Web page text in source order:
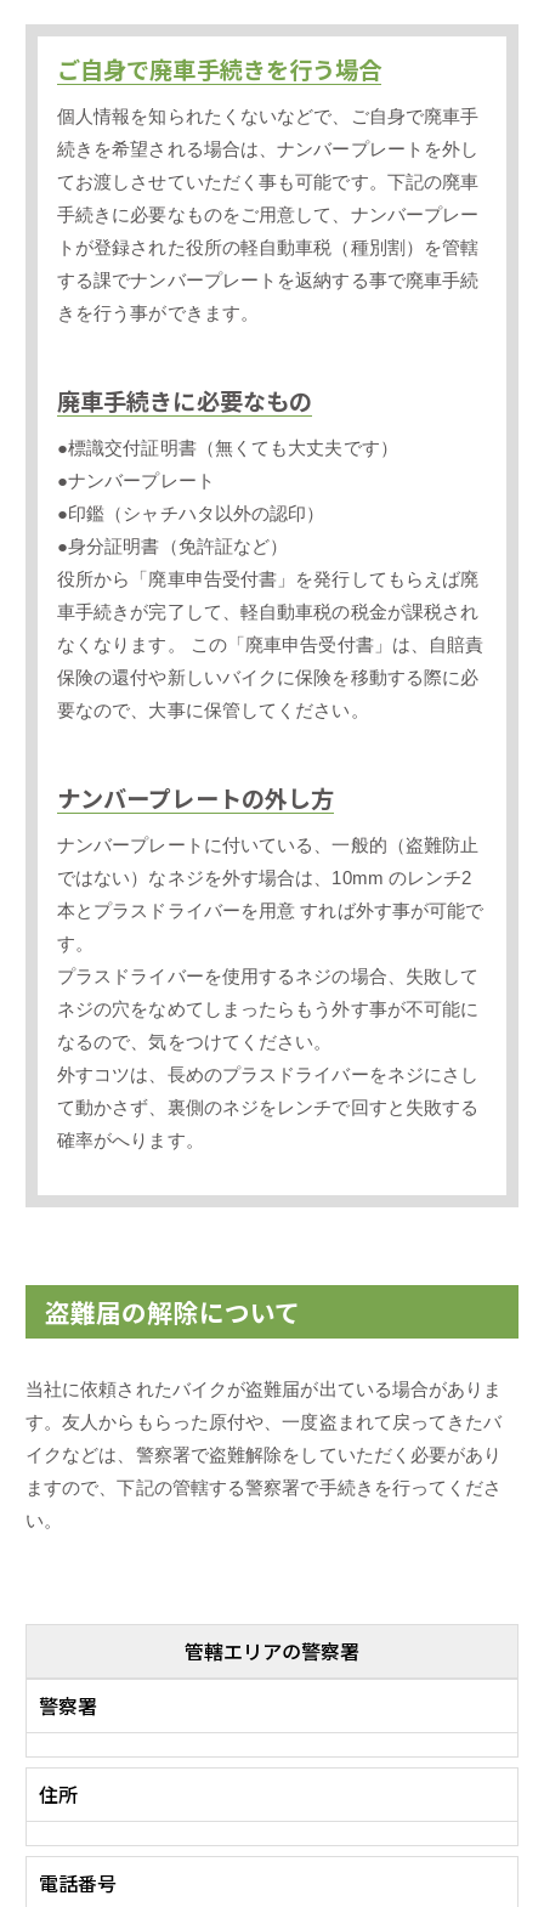
ご自身で廃車手続きを行う場合
個人情報を知られたくないなどで、ご自身で廃車手
続きを希望される場合は、ナンバープレートを外し
てお渡しさせていただく事も可能です。下記の廃車
手続きに必要なものをご用意して、ナンバープレー
トが登録された役所の軽自動車税（種別割）を管轄
する課でナンバープレートを返納する事で廃車手続
きを行う事ができます。
廃車手続きに必要なもの
●標識交付証明書（無くても大丈夫です）
●ナンバープレート
●印鑑（シャチハタ以外の認印）
●身分証明書（免許証など）
役所から「廃車申告受付書」を発行してもらえば廃
車手続きが完了して、軽自動車税の税金が課税され
なくなります。 この「廃車申告受付書」は、自賠責
保険の還付や新しいバイクに保険を移動する際に必
要なので、大事に保管してください。
ナンバープレートの外し方
ナンバープレートに付いている、一般的（盗難防止
ではない）なネジを外す場合は、10mm のレンチ2
本とプラスドライバーを用意 すれば外す事が可能で
す。
プラスドライバーを使用するネジの場合、失敗して
ネジの穴をなめてしまったらもう外す事が不可能に
なるので、気をつけてください。
外すコツは、長めのプラスドライバーをネジにさし
て動かさず、裏側のネジをレンチで回すと失敗する
確率がへります。
盗難届の解除について
当社に依頼されたバイクが盗難届が出ている場合がありま
す。友人からもらった原付や、一度盗まれて戻ってきたバ
イクなどは、警察署で盗難解除をしていただく必要があり
ますので、下記の管轄する警察署で手続きを行ってくださ
い。
管轄エリアの警察署
警察署
住所
電話番号